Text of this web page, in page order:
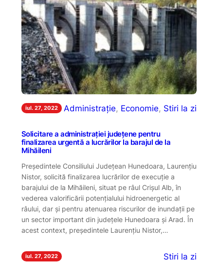
iul. 27, 2022 Administrație, Economie, Stiri la zi
Solicitare a administrației județene pentru
finalizarea urgentă a lucrărilor la barajul de la
Mihăileni
Președintele Consiliului Județean Hunedoara, Laurențiu
Nistor, solicită finalizarea lucrărilor de execuție a
barajului de la Mihăileni, situat pe râul Crișul Alb, în
vederea valorificării potențialului hidroenergetic al
râului, dar și pentru atenuarea riscurilor de inundații pe
un sector important din județele Hunedoara și Arad. În
acest context, președintele Laurențiu Nistor,…
iul. 27, 2022 Stiri la zi